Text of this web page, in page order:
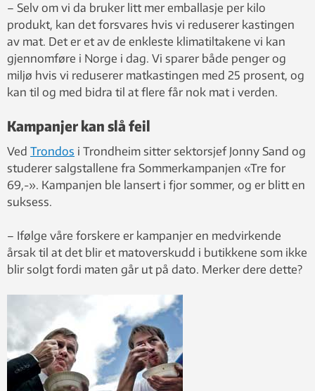
– Selv om vi da bruker litt mer emballasje per kilo
produkt, kan det forsvares hvis vi reduserer kastingen
av mat. Det er et av de enkleste klimatiltakene vi kan
gjennomføre i Norge i dag. Vi sparer både penger og
miljø hvis vi reduserer matkastingen med 25 prosent, og
kan til og med bidra til at flere får nok mat i verden.
Kampanjer kan slå feil
Ved Trondos i Trondheim sitter sektorsjef Jonny Sand og
studerer salgstallene fra Sommerkampanjen «Tre for
69,-». Kampanjen ble lansert i fjor sommer, og er blitt en
suksess.
– Ifølge våre forskere er kampanjer en medvirkende
årsak til at det blir et matoverskudd i butikkene som ikke
blir solgt fordi maten går ut på dato. Merker dere dette?